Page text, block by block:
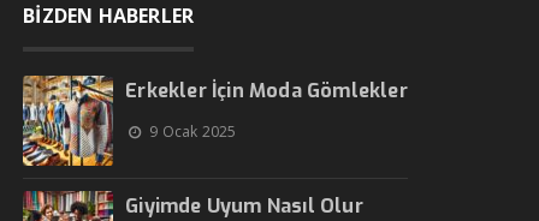
BİZDEN HABERLER
Erkekler İçin Moda Gömlekler
9 Ocak 2025
Giyimde Uyum Nasıl Olur